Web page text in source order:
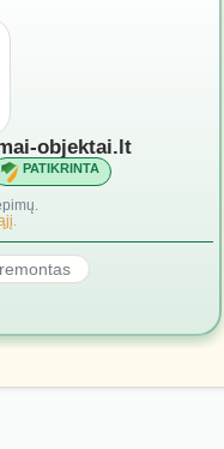
objektai.lt
PATIKRINTA